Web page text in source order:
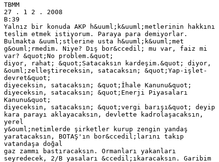
TBMM
27 . 1 2 . 2008
B:39
Yalnız bir konuda AKP h&uuml;k&uuml;metlerinin hakkını
teslim etmek istiyorum. Paraya para demiyorlar.
Bulmakta &uuml;stlerine usta h&uuml;k&uuml;met
g&ouml;rmedim. Niye? Dış bor&ccedil; mu var, faiz mi
var? &quot;No problem.&quot;
diyor, rahat; &quot;Satacaksın kardeşim.&quot; diyor,
&ouml;zelleştireceksin, satacaksın; &quot;Yap-işlet-
devret&quot;
diyeceksin, satacaksın; &quot;İhale Kanunu&quot;
diyeceksin, satacaksın; &quot;Enerji Piyasaları
Kanunu&quot;
diyeceksin, satacaksın; &quot;vergi barışı&quot; deyip
kara parayı aklayacaksın, devlette kadrolaşacaksın,
yerel
y&ouml;netimlerde şirketler kurup zengin yandaş
yaratacaksın, BOTAŞ'ın bor&ccedil;larını takıp
vatandaşa doğal
gaz zammı bastıracaksın. Ormanları yakanları
seyredecek, 2/B yasaları &ccedil;ıkaracaksın. Garibim